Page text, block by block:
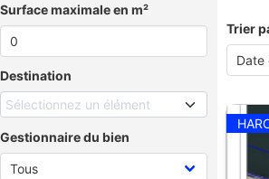
Surface maximale en m²
Destination
Sélectionnez un élément
Gestionnaire du bien
Trier